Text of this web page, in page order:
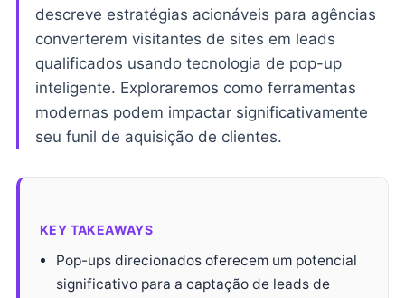
descreve estratégias acionáveis para agências
converterem visitantes de sites em leads
qualificados usando tecnologia de pop-up
inteligente. Exploraremos como ferramentas
modernas podem impactar significativamente
seu funil de aquisição de clientes.
KEY TAKEAWAYS
Pop-ups direcionados oferecem um potencial
significativo para a captação de leads de